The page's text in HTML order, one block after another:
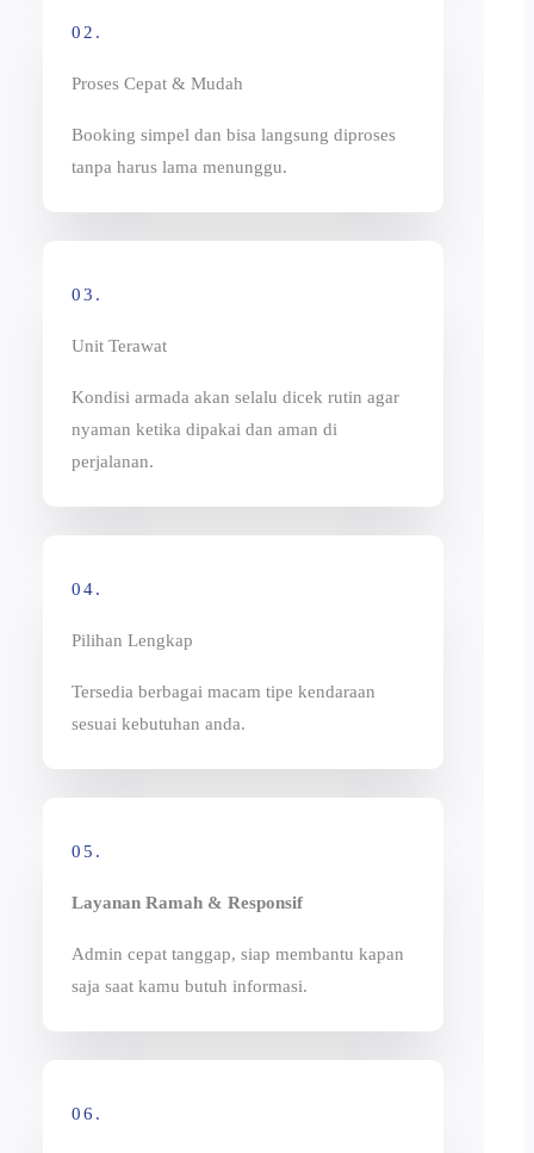
02.
Proses Cepat & Mudah
Booking simpel dan bisa langsung diproses
tanpa harus lama menunggu.
03.
Unit Terawat
Kondisi armada akan selalu dicek rutin agar
nyaman ketika dipakai dan aman di
perjalanan.
04.
Pilihan Lengkap
Tersedia berbagai macam tipe kendaraan
sesuai kebutuhan anda.
05.
Layanan Ramah & Responsif
Admin cepat tanggap, siap membantu kapan
saja saat kamu butuh informasi.
06.